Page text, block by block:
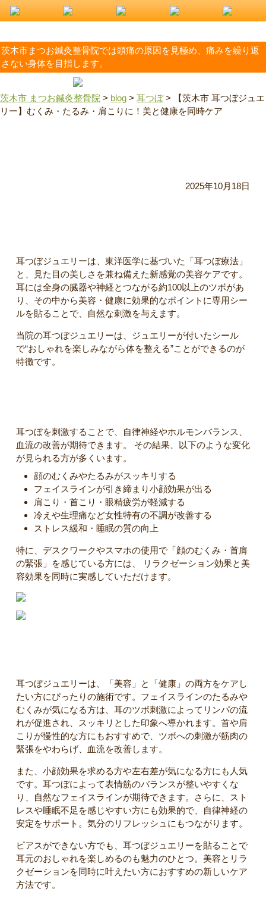
茨木市まつお鍼灸整骨院では頭痛の原因を見極め、痛みを繰り返
さない身体を目指します。
茨木市 まつお鍼灸整骨院 > blog > 耳つぼ>
【茨木市 耳つぼジュエ
リー】むくみ・たるみ・肩こりに！美と健康を同時ケア
2025年10月18日
耳つぼジュエリーは、東洋医学に基づいた「耳つぼ療法」
と、見た目の美しさを兼ね備えた新感覚の美容ケアです。
耳には全身の臓器や神経とつながる約100以上のツボがあ
り、その中から美容・健康に効果的なポイントに専用シー
ルを貼ることで、自然な刺激を与えます。
当院の耳つぼジュエリーは、ジュエリーが付いたシール
で“おしゃれを楽しみながら体を整える”ことができるのが
特徴です。
耳つぼを刺激することで、自律神経やホルモンバランス、
血流の改善が期待できます。 その結果、以下のような変化
が見られる方が多くいます。
顔のむくみやたるみがスッキリする
フェイスラインが引き締まり小顔効果が出る
肩こり・首こり・眼精疲労が軽減する
冷えや生理痛など女性特有の不調が改善する
ストレス緩和・睡眠の質の向上
特に、デスクワークやスマホの使用で「顔のむくみ・首肩
の緊張」を感じている方には、 リラクゼーション効果と美
容効果を同時に実感していただけます。
耳つぼジュエリーは、「美容」と「健康」の両方をケアし
たい方にぴったりの施術です。フェイスラインのたるみや
むくみが気になる方は、耳のツボ刺激によってリンパの流
れが促進され、スッキリとした印象へ導かれます。首や肩
こりが慢性的な方にもおすすめで、ツボへの刺激が筋肉の
緊張をやわらげ、血流を改善します。
また、小顔効果を求める方や左右差が気になる方にも人気
です。耳つぼによって表情筋のバランスが整いやすくな
り、自然なフェイスラインが期待できます。さらに、スト
レスや睡眠不足を感じやすい方にも効果的で、自律神経の
安定をサポート。気分のリフレッシュにもつながります。
ピアスができない方でも、耳つぼジュエリーを貼ることで
耳元のおしゃれを楽しめるのも魅力のひとつ。美容とリラ
クゼーションを同時に叶えたい方におすすめの新しいケア
方法です。